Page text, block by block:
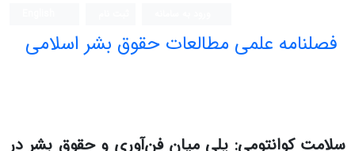
فصلنامه علمی مطالعات حقوق بشر اسلامی
سلامت کوانتومی: پلی میان فن‌آوری و حقوق بشر در